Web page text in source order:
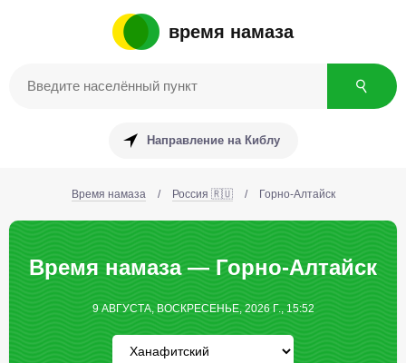
время намаза
Направление на Киблу
Время намаза / Россия 🇷🇺 / Горно-Алтайск
Время намаза — Горно-Алтайск
9 АВГУСТА, ВОСКРЕСЕНЬЕ, 2026 Г., 15:52